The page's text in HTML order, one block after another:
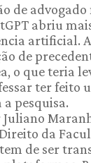
de advogado
abriu
artificial. A
de
o que teria
ter feito
pesquisa.
da
tem de ser